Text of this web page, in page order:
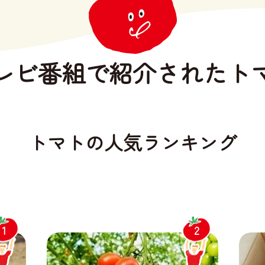
ビ番組で紹介されたト
トマトの人気ランキング